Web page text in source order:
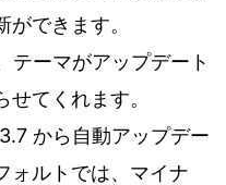
できます。
テーマがアップデート
てくれます。
から自動アップデー
ォルトでは、マイナ